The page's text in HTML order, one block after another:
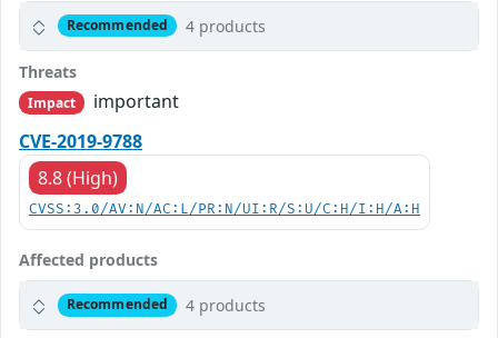
Recommended 4 products
Threats
Impact
important
CVE-2019-9788
8.8 (High)
CVSS:3.0/AV:N/AC:L/PR:N/UI:R/S:U/C:H/I:H/A:H
Affected products
Recommended 4 products